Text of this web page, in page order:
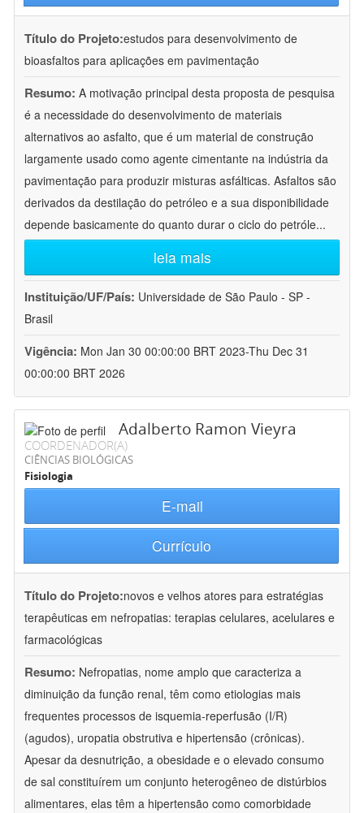
Título do Projeto:estudos para desenvolvimento de
bioasfaltos para aplicações em pavimentação
Resumo: A motivação principal desta proposta de pesquisa
é a necessidade do desenvolvimento de materiais
alternativos ao asfalto, que é um material de construção
largamente usado como agente cimentante na indústria da
pavimentação para produzir misturas asfálticas. Asfaltos são
derivados da destilação do petróleo e a sua disponibilidade
depende basicamente do quanto durar o ciclo do petróle...
leia mais
Instituição/UF/País: Universidade de São Paulo - SP -
Brasil
Vigência: Mon Jan 30 00:00:00 BRT 2023-Thu Dec 31
00:00:00 BRT 2026
Adalberto Ramon Vieyra
COORDENADOR(A)
CIÊNCIAS BIOLÓGICAS
Fisiologia
E-mail
Currículo
Título do Projeto:novos e velhos atores para estratégias
terapêuticas em nefropatias: terapias celulares, acelulares e
farmacológicas
Resumo: Nefropatias, nome amplo que caracteriza a
diminuição da função renal, têm como etiologias mais
frequentes processos de isquemia-reperfusão (I/R)
(agudos), uropatia obstrutiva e hipertensão (crônicas).
Apesar da desnutrição, a obesidade e o elevado consumo
de sal constituírem um conjunto heterogêneo de distúrbios
alimentares, elas têm a hipertensão como comorbidade